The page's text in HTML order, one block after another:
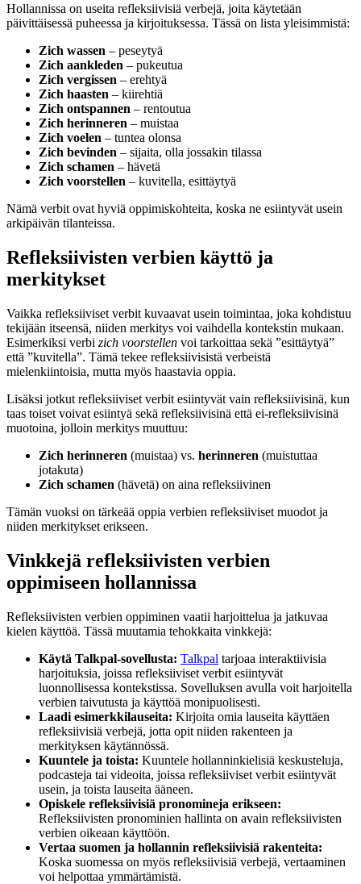
Hollannissa on useita refleksiivisiä verbejä, joita käytetään
päivittäisessä puheessa ja kirjoituksessa. Tässä on lista yleisimmistä:
Zich wassen – peseytyä
Zich aankleden – pukeutua
Zich vergissen – erehtyä
Zich haasten – kiirehtiä
Zich ontspannen – rentoutua
Zich herinneren – muistaa
Zich voelen – tuntea olonsa
Zich bevinden – sijaita, olla jossakin tilassa
Zich schamen – hävetä
Zich voorstellen – kuvitella, esittäytyä
Nämä verbit ovat hyviä oppimiskohteita, koska ne esiintyvät usein
arkipäivän tilanteissa.
Refleksiivisten verbien käyttö ja
merkitykset
Vaikka refleksiiviset verbit kuvaavat usein toimintaa, joka kohdistuu
tekijään itseensä, niiden merkitys voi vaihdella kontekstin mukaan.
Esimerkiksi verbi zich voorstellen voi tarkoittaa sekä ”esittäytyä”
että ”kuvitella”. Tämä tekee refleksiivisistä verbeistä
mielenkiintoisia, mutta myös haastavia oppia.
Lisäksi jotkut refleksiiviset verbit esiintyvät vain refleksiivisinä, kun
taas toiset voivat esiintyä sekä refleksiivisinä että ei-refleksiivisinä
muotoina, jolloin merkitys muuttuu:
Zich herinneren (muistaa) vs. herinneren (muistuttaa
jotakuta)
Zich schamen (hävetä) on aina refleksiivinen
Tämän vuoksi on tärkeää oppia verbien refleksiiviset muodot ja
niiden merkitykset erikseen.
Vinkkejä refleksiivisten verbien
oppimiseen hollannissa
Refleksiivisten verbien oppiminen vaatii harjoittelua ja jatkuvaa
kielen käyttöä. Tässä muutamia tehokkaita vinkkejä:
Käytä Talkpal-sovellusta: Talkpal tarjoaa interaktiivisia
harjoituksia, joissa refleksiiviset verbit esiintyvät
luonnollisessa kontekstissa. Sovelluksen avulla voit harjoitella
verbien taivutusta ja käyttöä monipuolisesti.
Laadi esimerkkilauseita: Kirjoita omia lauseita käyttäen
refleksiivisiä verbejä, jotta opit niiden rakenteen ja
merkityksen käytännössä.
Kuuntele ja toista: Kuuntele hollanninkielisiä keskusteluja,
podcasteja tai videoita, joissa refleksiiviset verbit esiintyvät
usein, ja toista lauseita ääneen.
Opiskele refleksiivisiä pronomineja erikseen:
Refleksiivisten pronominien hallinta on avain refleksiivisten
verbien oikeaan käyttöön.
Vertaa suomen ja hollannin refleksiivisiä rakenteita:
Koska suomessa on myös refleksiivisiä verbejä, vertaaminen
voi helpottaa ymmärtämistä.